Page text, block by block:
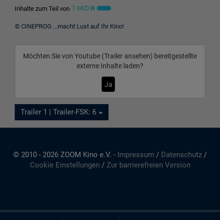
Inhalte zum Teil von
© CINEPROG ...macht Lust auf Ihr Kino!
Möchten Sie von Youtube (Trailer ansehen) bereitgestellte
externe Inhalte laden?
Ja
Trailer 1 | Trailer-FSK: 6
© 2010 - 2026 ZOOM Kino e.V. - Impressum / Datenschutz /
Cookie Einstellungen / Zur barrierefreien Version